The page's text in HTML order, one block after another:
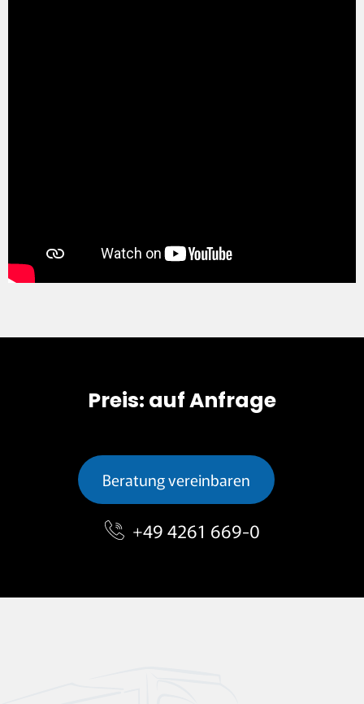
Preis: auf Anfrage
Beratung vereinbaren
+49 4261 669-0